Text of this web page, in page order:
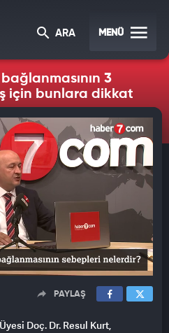
ARA MENÜ
3
için bunlara dikkat
PAYLAŞ
Doç. Dr. Resul Kurt,